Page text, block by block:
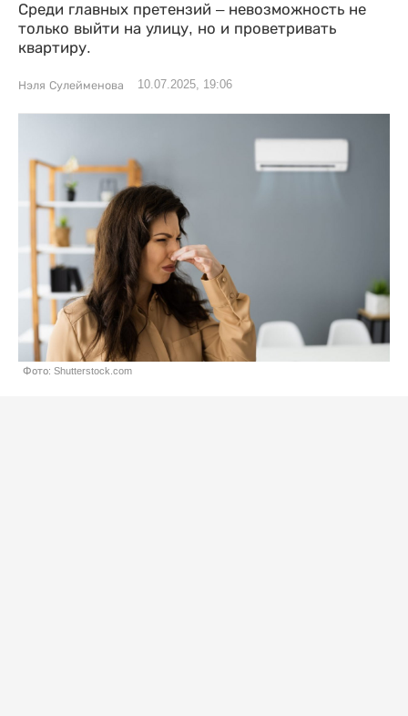
Среди главных претензий – невозможность не
только выйти на улицу, но и проветривать
квартиру.
Нэля Сулейменова 10.07.2025, 19:06
Фото: Shutterstock.com